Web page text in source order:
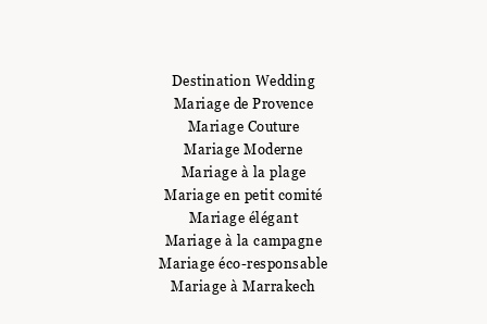
Destination Wedding
Mariage de Provence
Mariage Couture
Mariage Moderne
Mariage à la plage
Mariage en petit comité
Mariage élégant
Mariage à la campagne
Mariage éco-responsable
Mariage à Marrakech